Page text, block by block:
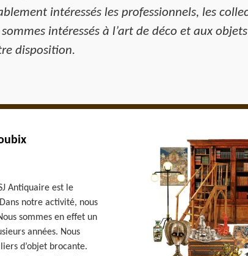
intéressés les professionnels, les
intéressés à l’art de déco et aux
disposition.
Antiquaire est le
notre activité, nous
sommes en effet un
années. Nous
d’objet brocante.